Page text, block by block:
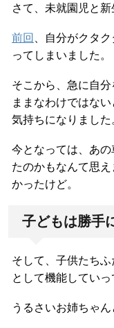
さて、未就園児と新
前回 、自分がクタ
ってしまいました。
そこから、急に自
ままなわけではな
気持ちになりました
今となっては、あ
たのかもなんて思
かったけど。
子どもは勝手
そして、子供たち
として機能していっ
うるさいお姉ちゃん